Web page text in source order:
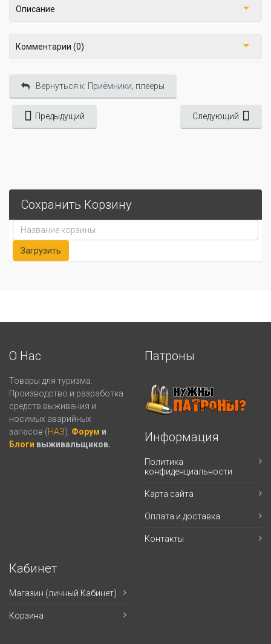
Описание
Комментарии (0)
Вернуться к: Приёмники, плееры
Предыдущий Следующий
Сохранить Корзину
О Нас
Товары для туризма.
Производство и разработка
средств выживания и
носимых аварийных
запасов (НАЗ). Форум и
Блоги выживальщиков.
Патроны
Информация
Политика
конфиденциальности
Карта сайта
Оплата и доставка
Контакты
Кабинет
Магазин (личный Кабинет)
Корзина